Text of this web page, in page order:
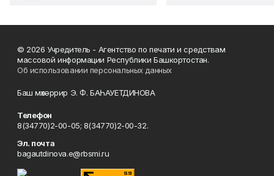
© 2026 Учредитель - Агентство по печати и средствам
массовой информации Республики Башкортостан.
Об использовании персональных данных
Баш мөхәррир Э. Ф. БАҺАУЕТДИНОВА
Телефон
8(34770)2-00-05; 8(34770)2-00-32.
Эл. почта
bagautdinova.e@rbsmi.ru